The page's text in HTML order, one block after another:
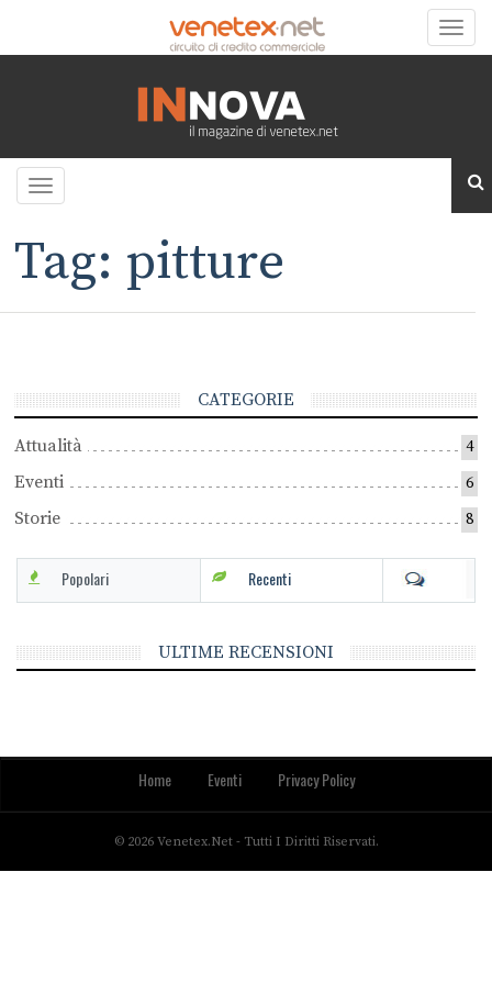
Toggle
Toggle
Tag: pitture
CATEGORIE
Attualità 4
Eventi 6
Storie 8
Popolari Recenti
ULTIME RECENSIONI
Home Eventi Privacy Policy
© 2026 Venetex.net - Tutti I Diritti Riservati.